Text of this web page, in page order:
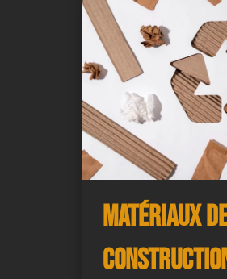
Matériaux